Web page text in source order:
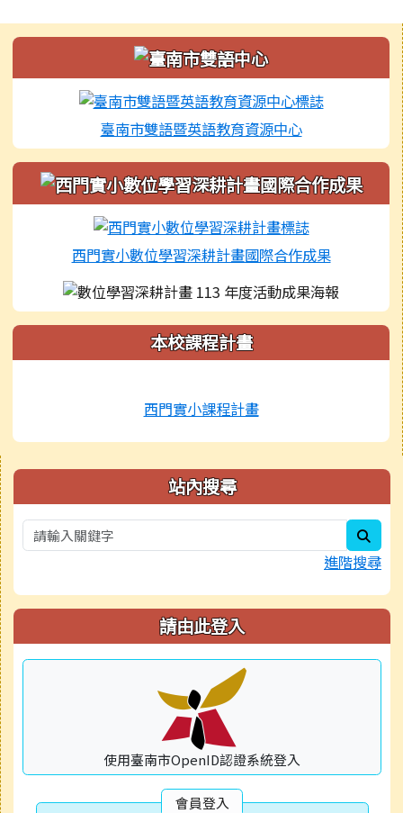
左邊區域內容
臺南市雙語暨英語教育資源中心
西門實小數位學習深耕計畫國際合作成果
本校課程計畫
西門實小課程計畫
右邊區域內容 站內搜尋
進階搜尋
請由此登入
使用臺南市OpenID認證系統登入
會員登入